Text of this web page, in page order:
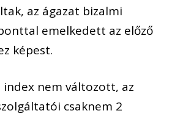
az ágazat bizalmi
emelkedett az előző
képest.
index nem változott, az
csaknem 2